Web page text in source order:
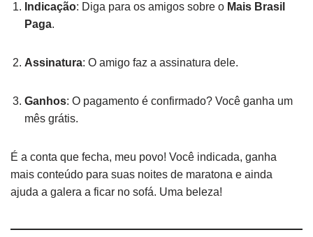
Indicação: Diga para os amigos sobre o Mais Brasil
Paga.
Assinatura: O amigo faz a assinatura dele.
Ganhos: O pagamento é confirmado? Você ganha um
mês grátis.
É a conta que fecha, meu povo! Você indicada, ganha
mais conteúdo para suas noites de maratona e ainda
ajuda a galera a ficar no sofá. Uma beleza!